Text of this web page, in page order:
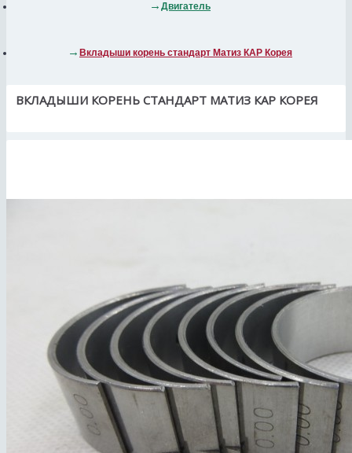
Двигатель
Вкладыши корень стандарт Матиз КАР Корея
ВКЛАДЫШИ КОРЕНЬ СТАНДАРТ МАТИЗ КАР КОРЕЯ